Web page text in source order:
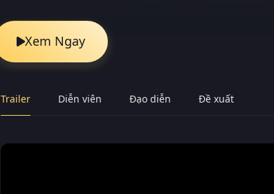
Xem Ngay
Trailer Diễn viên Đạo diễn Đề xuất